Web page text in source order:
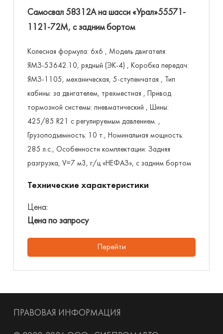
Самосвал 58312А на шасси «Урал»55571-
1121-72М, с задним бортом
Колесная формула: 6х6 , Модель двигателя:
ЯМЗ-53642.10, рядный (ЭК-4) , Коробка передач:
ЯМЗ-1105, механическая, 5-ступенчатая , Тип
кабины: за двигателем, трехместная , Привод
тормозной системы: пневматический , Шины:
425/85 R21 с регулируемым давлением. ,
Грузоподъемность: 10 т., Номинальная мощность:
285 л.с., Особенности комплектации: Задняя
разгрузка, V=7 м3, г/ц «НЕФАЗ», с задним бортом
Технические характеристики
Цена:
Цена по запросу
Перейти
ПРАВОВАЯ ИНФОРМАЦИЯ